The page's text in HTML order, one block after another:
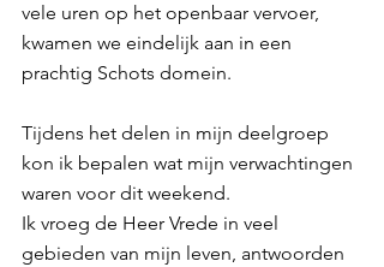
vele uren op het openbaar vervoer,
kwamen we eindelijk aan in een
prachtig Schots domein.
Tijdens het delen in mijn deelgroep
kon ik bepalen wat mijn verwachtingen
waren voor dit weekend.
Ik vroeg de Heer Vrede in veel
gebieden van mijn leven, antwoorden